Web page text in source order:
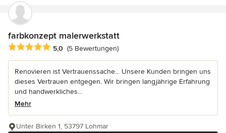
farbkonzept malerwerkstatt
Durchschnittliche Bewertung: 5 von 5 Sternen
5,0 (5 Bewertungen)
Renovieren ist Vertrauenssache... Unsere Kunden bringen uns
dieses Vertrauen entgegen. Wir bringen langjährige Erfahrung
und handwerkliches...
Mehr
Unter Birken 1, 53797 Lohmar